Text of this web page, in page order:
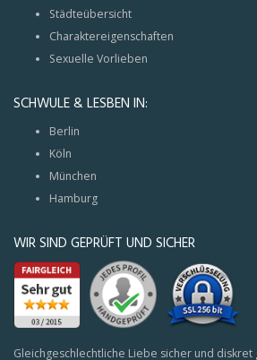
Städteübersicht
Charaktereigenschaften
Sexuelle Vorlieben
SCHWULE & LESBEN IN:
Berlin
Köln
München
Hamburg
WIR SIND GEPRÜFT UND SICHER
Gleichgeschlechtliche Liebe sicher und diskret